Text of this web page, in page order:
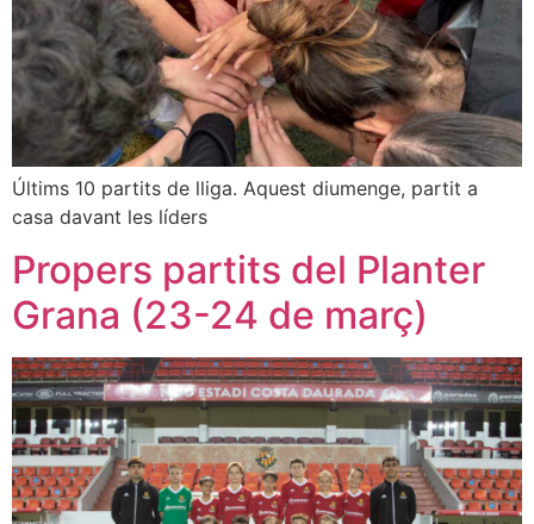
Últims 10 partits de lliga. Aquest diumenge, partit a
casa davant les líders
Propers partits del Planter
Grana (23-24 de març)